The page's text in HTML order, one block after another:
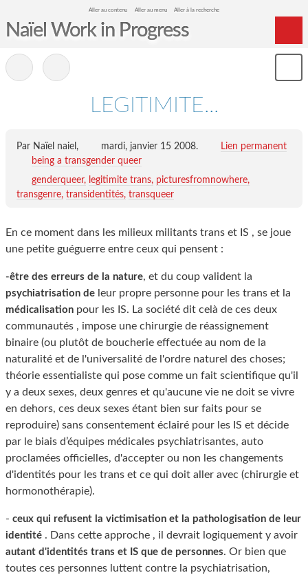
Aller au contenu Aller au menu Aller à la recherche
Naïel Work in Progress
LEGITIMITE...
Par Naïel naiel, mardi, janvier 15 2008.
Lien permanent
being a transgender queer
genderqueer
legitimite trans picturesfromnowhere
transgenre transidentités transqueer
En ce moment dans les milieux militants trans et IS , se joue
une petite guéguerre entre ceux qui pensent :
-être des erreurs de la nature, et du coup valident la
psychiatrisation de leur propre personne pour les trans et la
médicalisation pour les IS. La société dit celà de ces deux
communautés , impose une chirurgie de réassignement
binaire (ou plutôt de boucherie effectuée au nom de la
naturalité et de l'universalité de l'ordre naturel des choses;
théorie essentialiste qui pose comme un fait scientifique qu'il
y a deux sexes, deux genres et qu'aucune vie ne doit se vivre
en dehors, ces deux sexes étant bien sur faits pour se
reproduire) sans consentement éclairé pour les IS et décide
par le biais d’équipes médicales psychiatrisantes, auto
proclamées officielles, d'accepter ou non les changements
d'identités pour les trans et ce qui doit aller avec (chirurgie et
hormonothérapie).
- ceux qui refusent la victimisation et la pathologisation de leur
identité . Dans cette approche , il devrait logiquement y avoir
autant d'identités trans et IS que de personnes. Or bien que
toutes ces personnes luttent contre la psychiatrisation,